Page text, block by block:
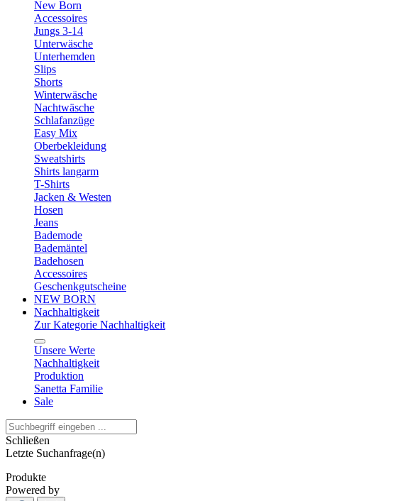
New Born
Accessoires
Jungs 3-14
Unterwäsche
Unterhemden
Slips
Shorts
Winterwäsche
Nachtwäsche
Schlafanzüge
Easy Mix
Oberbekleidung
Sweatshirts
Shirts langarm
T-Shirts
Jacken & Westen
Hosen
Jeans
Bademode
Bademäntel
Badehosen
Accessoires
Geschenkgutscheine
NEW BORN
Nachhaltigkeit
Zur Kategorie Nachhaltigkeit
Unsere Werte
Nachhaltigkeit
Produktion
Sanetta Familie
Sale
Schließen
Letzte Suchanfrage(n)
Produkte
Powered by